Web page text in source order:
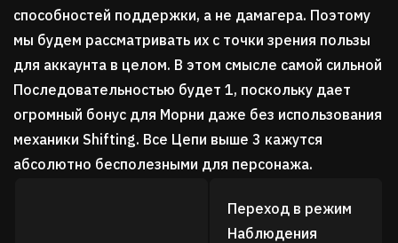
способностей поддержки, а не дамагера. Поэтому
мы будем рассматривать их с точки зрения пользы
для аккаунта в целом. В этом смысле самой сильной
Последовательностью будет 1, поскольку дает
огромный бонус для Морни даже без использования
механики Shifting. Все Цепи выше 3 кажутся
абсолютно бесполезными для персонажа.
Переход в режим
Наблюдения